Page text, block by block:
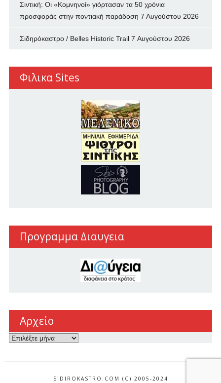
Σιντική: Οι «Κομνηνοί» γιόρτασαν τα 50 χρόνια
προσφοράς στην ποντιακή παράδοση 7 Αυγούστου 2026
Σιδηρόκαστρο / Belles Historic Trail 7 Αυγούστου 2026
Φιλικα Sites
Προγραμμα Διαυγεια
Αρχείο
Αρχείο
SIDIROKASTRO.COM (C) 2005-2024